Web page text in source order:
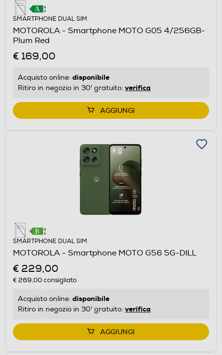
SMARTPHONE DUAL SIM
MOTOROLA - Smartphone MOTO G05 4/256GB-
Plum Red
€ 169,00
Acquisto online: disponibile
Ritiro in negozio in 30' gratuito: verifica
AGGIUNGI
SMARTPHONE DUAL SIM
MOTOROLA - Smartphone MOTO G56 5G-DILL
€ 229,00
€ 269,00consigliato
Acquisto online: disponibile
Ritiro in negozio in 30' gratuito: verifica
AGGIUNGI